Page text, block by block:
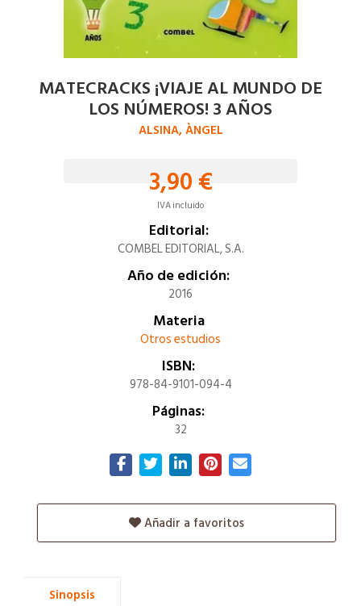
MATECRACKS ¡VIAJE AL MUNDO DE
LOS NÚMEROS! 3 AÑOS
ALSINA, ÀNGEL
3,90 €
IVA incluido
Editorial:
COMBEL EDITORIAL, S.A.
Año de edición:
2016
Materia
Otros estudios
ISBN:
978-84-9101-094-4
Páginas:
32
Añadir a favoritos
Sinopsis